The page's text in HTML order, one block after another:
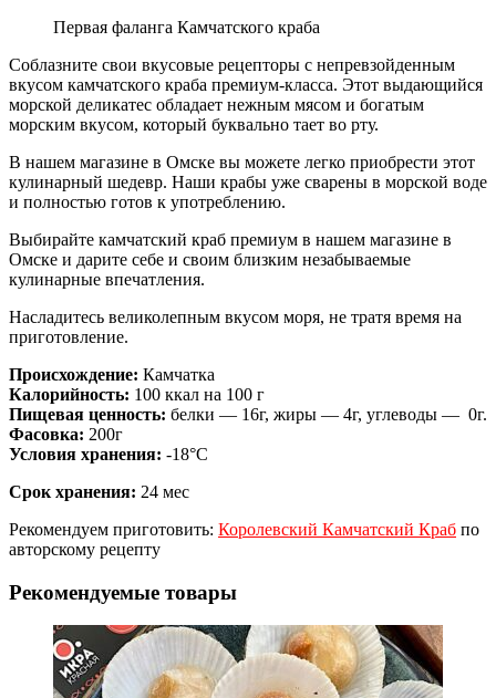
Первая фаланга Камчатского краба
Соблазните свои вкусовые рецепторы с непревзойденным
вкусом камчатского краба премиум-класса. Этот выдающийся
морской деликатес обладает нежным мясом и богатым
морским вкусом, который буквально тает во рту.
В нашем магазине в Омске вы можете легко приобрести этот
кулинарный шедевр. Наши крабы уже сварены в морской воде
и полностью готов к употреблению.
Выбирайте камчатский краб премиум в нашем магазине в
Омске и дарите себе и своим близким незабываемые
кулинарные впечатления.
Насладитесь великолепным вкусом моря, не тратя время на
приготовление.
Происхождение: Камчатка
Калорийность: 100 ккал на 100 г
Пищевая ценность: белки — 16г, жиры — 4г, углеводы — 0г.
Фасовка: 200г
Условия хранения: -18°C
Срок хранения: 24 мес
Рекомендуем приготовить: Королевский Камчатский Краб по
авторскому рецепту
Рекомендуемые товары